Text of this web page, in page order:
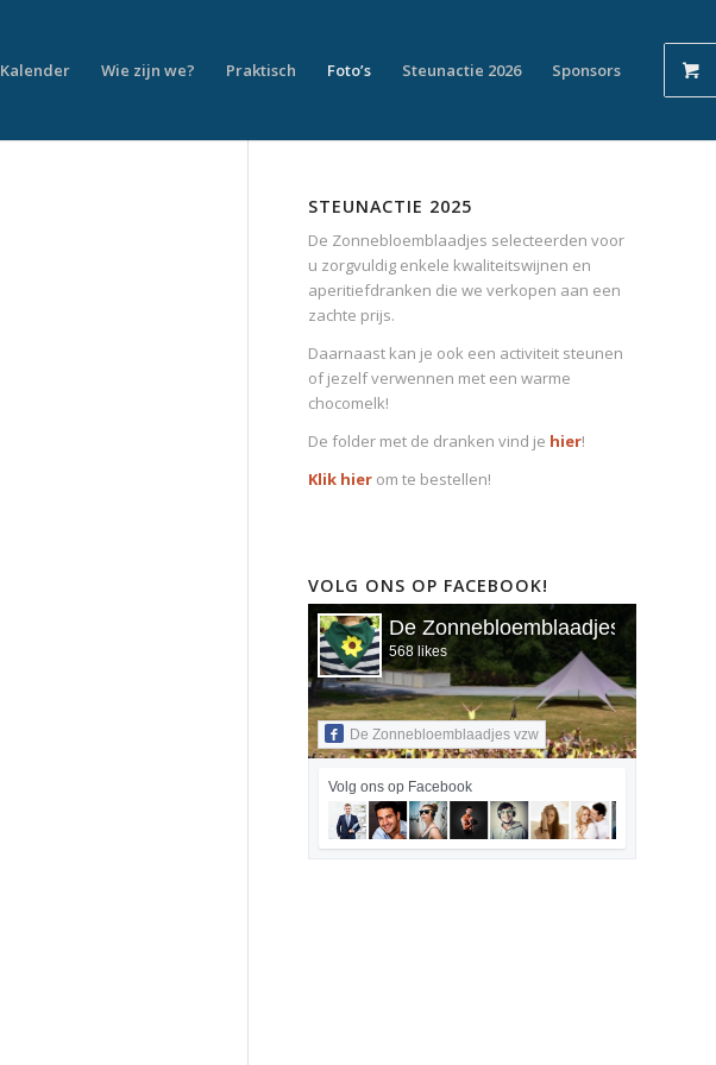
Kalender Wie zijn we? Praktisch Foto’s Steunactie 2026 Sponsors
STEUNACTIE 2025
De Zonnebloemblaadjes selecteerden voor
u zorgvuldig enkele kwaliteitswijnen en
aperitiefdranken die we verkopen aan een
zachte prijs.
Daarnaast kan je ook een activiteit steunen
of jezelf verwennen met een warme
chocomelk!
De folder met de dranken vind je hier!
Klik hier om te bestellen!
VOLG ONS OP FACEBOOK!
De Zonnebloemblaadjes vzw
568 likes
De Zonnebloemblaadjes vzw
Volg ons op Facebook